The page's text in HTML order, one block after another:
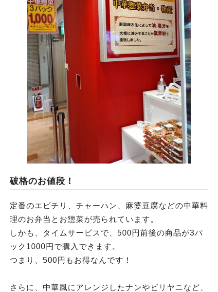
破格のお値段！
定番のエビチリ、チャーハン、麻婆豆腐などの中華料
理のお弁当とお惣菜が売られています。
しかも、タイムサービスで、500円前後の商品が3パ
ック1000円で購入できます。
つまり、500円もお得なんです！
さらに、中華風にアレンジしたナンやビリヤニなど、